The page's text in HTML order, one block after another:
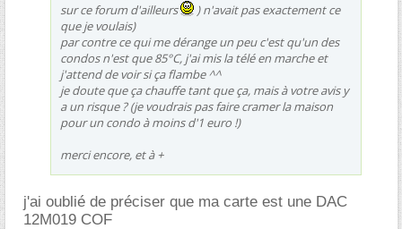
sur ce forum d'ailleurs
) n'avait pas exactement ce
que je voulais)
par contre ce qui me dérange un peu c'est qu'un des
condos n'est que 85°C, j'ai mis la télé en marche et
j'attend de voir si ça flambe ^^
je doute que ça chauffe tant que ça, mais à votre avis y
a un risque ? (je voudrais pas faire cramer la maison
pour un condo à moins d'1 euro !)
merci encore, et à +
j'ai oublié de préciser que ma carte est une DAC
12M019 COF